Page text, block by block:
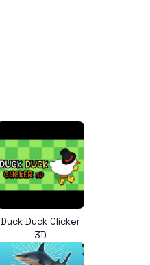
Duck Duck Clicker
3D